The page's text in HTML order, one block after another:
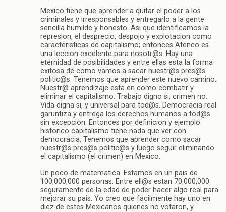
Mexico tiene que aprender a quitar el poder a los
criminales y irresponsables y entregarlo a la gente
sencilla humilde y honesto. Asi que identificamos la
represion, el desprecio, despojo y explotacion como
caracteristicas de capitalismo; entonces Atenco es
una leccion excelente para nosotr@s. Hay una
eternidad de posibilidades y entre ellas esta la forma
exitosa de como vamos a sacar nuestr@s pres@s
politic@s. Tenemos que aprender este nuevo camino.
Nuestr@ aprendizaje esta en como combatir y
eliminar el capitalismo. Trabajo digno si, crimen no.
Vida digna si, y universal para tod@s. Democracia real
garuntiza y entrega los derechos humanos a tod@s
sin excepcion. Entonces por definicion y ejemplo
historico capitalismo tiene nada que ver con
democracia. Tenemos que aprender como sacar
nuestr@s pres@s politic@s y luego seguir eliminando
el capitalismo (el crimen) en Mexico.
Un poco de matematica. Estamos en un pais de
100,000,000 personas. Entre ell@s estan 70,000,000
seguramente de la edad de poder hacer algo real para
mejorar su pais. Yo creo que facilmente hay uno en
diez de estes Mexicanos quienes no votaron, y